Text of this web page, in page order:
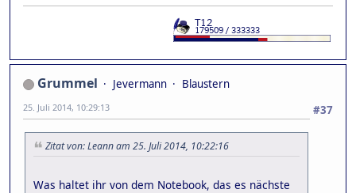
Grummel Jevermann
Blaustern
#37
25. Juli 2014, 10:29:13
Zitat von: Leann am 25. Juli 2014, 10:22:16
Was haltet ihr von dem Notebook, das es nächste